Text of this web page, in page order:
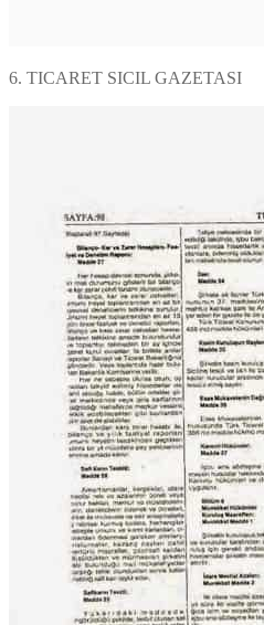
6. TICARET SICIL GAZETASI